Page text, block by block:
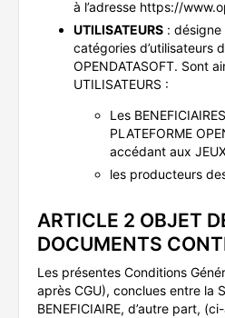
à l’adresse https://
UTILISATEURS : désigne
catégories d’utilisateurs
OPENDATASOFT. Sont
UTILISATEURS :
Les
PLATEFORME
accédant aux
les producteurs
ARTICLE 2 OBJET
DOCUMENTS
Les présentes Conditions
après CGU), conclues entre la
BENEFICIAIRE, d’autre part,